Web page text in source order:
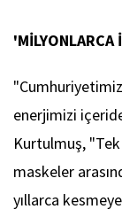
'MİLYONLARCA
enerjimizi
Kurtulmuş,
maskeler
yıllarca